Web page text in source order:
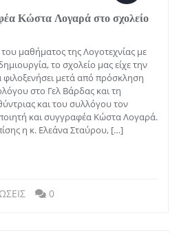
Κώστα Λογαρά στο σχολείο
μαθήματος της Λογοτεχνίας με
το σχολείο μας είχε την
φιλοξενήσει μετά από πρόσκληση
στο Γελ Βάρδας και τη
και του συλλόγου τον
και συγγραφέα Κώστα Λογαρά.
η κ. Ελεάνα Σταύρου, […]
0